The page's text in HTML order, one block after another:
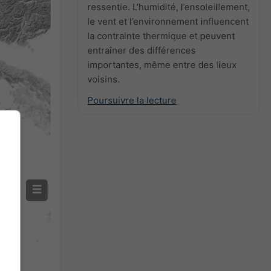
ressentie. L’humidité, l’ensoleillement,
le vent et l’environnement influencent
la contrainte thermique et peuvent
entraîner des différences
importantes, même entre des lieux
voisins.
Poursuivre la lecture
Screenshot ©